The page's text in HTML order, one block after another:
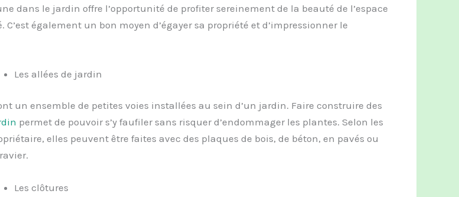
dans le jardin offre l’opportunité de profiter sereinement de la beauté de l’espace
C’est également un bon moyen d’égayer sa propriété et d’impressionner le
Les allées de jardin
un ensemble de petites voies installées au sein d’un jardin. Faire construire des
permet de pouvoir s’y faufiler sans risquer d’endommager les plantes. Selon les
elles peuvent être faites avec des plaques de bois, de béton, en pavés ou
Les clôtures